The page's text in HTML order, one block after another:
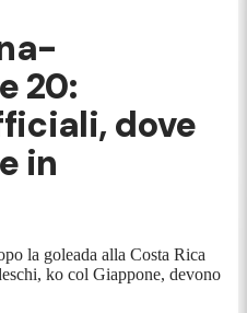
20:
dove
in
la goleada alla Costa Rica
ko col Giappone, devono